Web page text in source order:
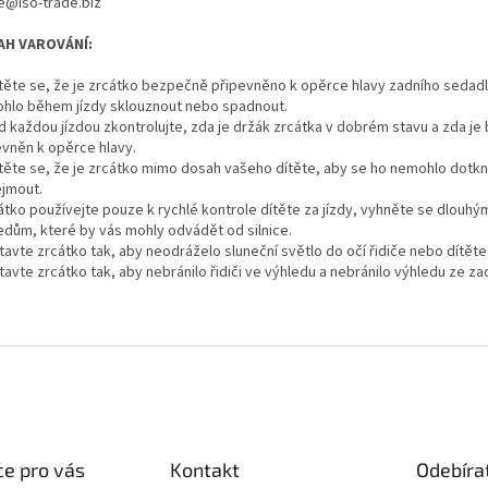
VAROVÁNÍ:
se, že je zrcátko bezpečně připevněno k opěrce hlavy zadního
během jízdy sklouznout nebo spadnout.
každou jízdou zkontrolujte, zda je držák zrcátka v dobrém stavu a zda je
k opěrce hlavy.
se, že je zrcátko mimo dosah vašeho dítěte, aby se ho nemohlo
používejte pouze k rychlé kontrole dítěte za jízdy, vyhněte se
které by vás mohly odvádět od silnice.
zrcátko tak, aby neodráželo sluneční světlo do očí řidiče nebo
zrcátko tak, aby nebránilo řidiči ve výhledu a nebránilo výhledu ze
pro vás Kontakt